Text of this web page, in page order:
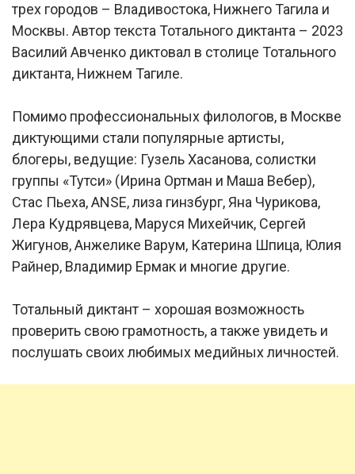
трех городов – Владивостока, Нижнего Тагила и
Москвы. Автор текста Тотального диктанта – 2023
Василий Авченко диктовал в столице Тотального
диктанта, Нижнем Тагиле.
Помимо профессиональных филологов, в Москве
диктующими стали популярные артисты,
блогеры, ведущие: Гузель Хасанова, солистки
группы «Тутси» (Ирина Ортман и Маша Вебер),
Стас Пьеха, ANSE, лиза гинзбург, Яна Чурикова,
Лера Кудрявцева, Маруся Михейчик, Сергей
Жигунов, Анжелике Варум, Катерина Шпица, Юлия
Райнер, Владимир Ермак и многие другие.
Тотальный диктант – хорошая возможность
проверить свою грамотность, а также увидеть и
послушать своих любимых медийных личностей.